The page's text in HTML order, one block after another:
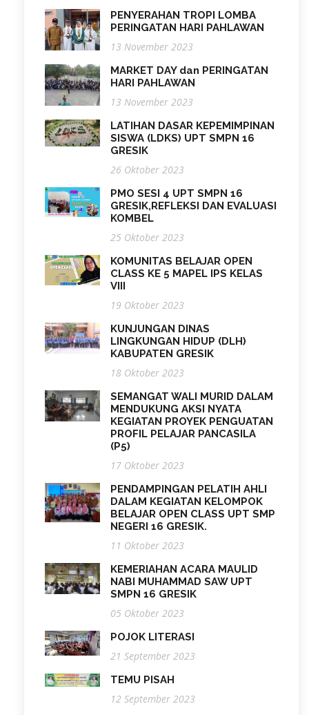
PENYERAHAN TROPI LOMBA
PERINGATAN HARI PAHLAWAN
13 November 2023
MARKET DAY dan PERINGATAN
HARI PAHLAWAN
13 November 2023
LATIHAN DASAR KEPEMIMPINAN
SISWA (LDKS) UPT SMPN 16
GRESIK
26 Oktober 2023
PMO SESI 4 UPT SMPN 16
GRESIK,REFLEKSI DAN EVALUASI
KOMBEL
25 Oktober 2023
KOMUNITAS BELAJAR OPEN
CLASS KE 5 MAPEL IPS KELAS
VIII
19 Oktober 2023
KUNJUNGAN DINAS
LINGKUNGAN HIDUP (DLH)
KABUPATEN GRESIK
18 Oktober 2023
SEMANGAT WALI MURID DALAM
MENDUKUNG AKSI NYATA
KEGIATAN PROYEK PENGUATAN
PROFIL PELAJAR PANCASILA
(P5)
17 Oktober 2023
PENDAMPINGAN PELATIH AHLI
DALAM KEGIATAN KELOMPOK
BELAJAR OPEN CLASS UPT SMP
NEGERI 16 GRESIK.
11 Oktober 2023
KEMERIAHAN ACARA MAULID
NABI MUHAMMAD SAW UPT
SMPN 16 GRESIK
05 Oktober 2023
POJOK LITERASI
21 September 2023
TEMU PISAH
12 September 2023